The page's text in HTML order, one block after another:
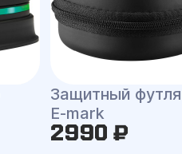
Защитный
E-mark
2990 ₽